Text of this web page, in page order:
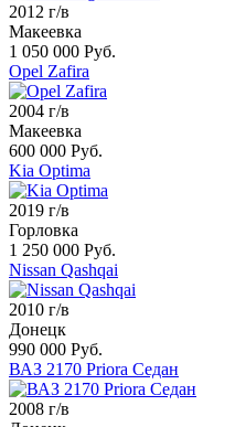
2012 г/в
Макеевка
1 050 000 Руб.
Opel Zafira
2004 г/в
Макеевка
600 000 Руб.
Kia Optima
2019 г/в
Горловка
1 250 000 Руб.
Nissan Qashqai
2010 г/в
Донецк
990 000 Руб.
ВАЗ 2170 Priora Седан
2008 г/в